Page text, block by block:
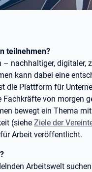
teilnehmen?
– nachhaltiger, digitaler,
kann dabei eine
die Plattform für
von morgen
bewegt ein Thema
(siehe Ziele der
Arbeit veröffentlicht.
Arbeitswelt